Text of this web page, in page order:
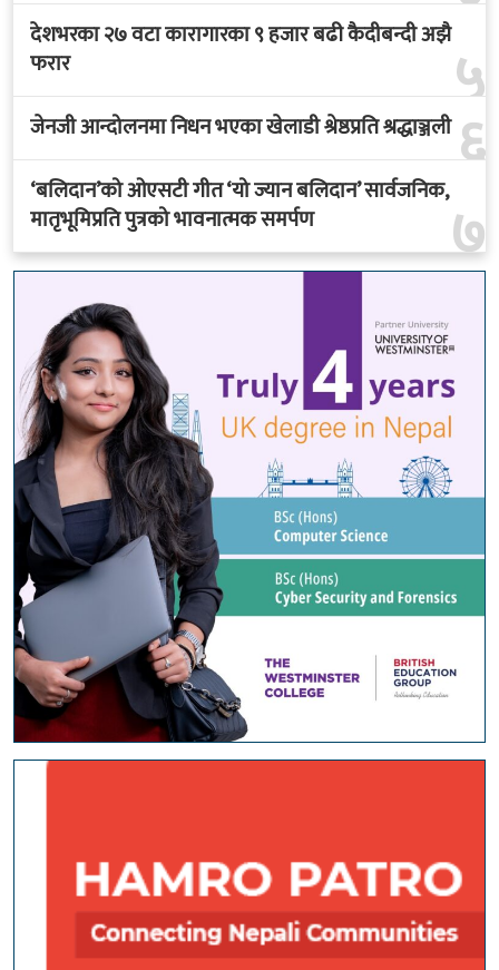
५
देशभरका २७ वटा कारागारका ९ हजार बढी कैदीबन्दी अझै
फरार
६
जेनजी आन्दोलनमा निधन भएका खेलाडी श्रेष्ठप्रति श्रद्धाञ्जली
७
‘बलिदान’को ओएसटी गीत ‘यो ज्यान बलिदान’ सार्वजनिक,
मातृभूमिप्रति पुत्रको भावनात्मक समर्पण